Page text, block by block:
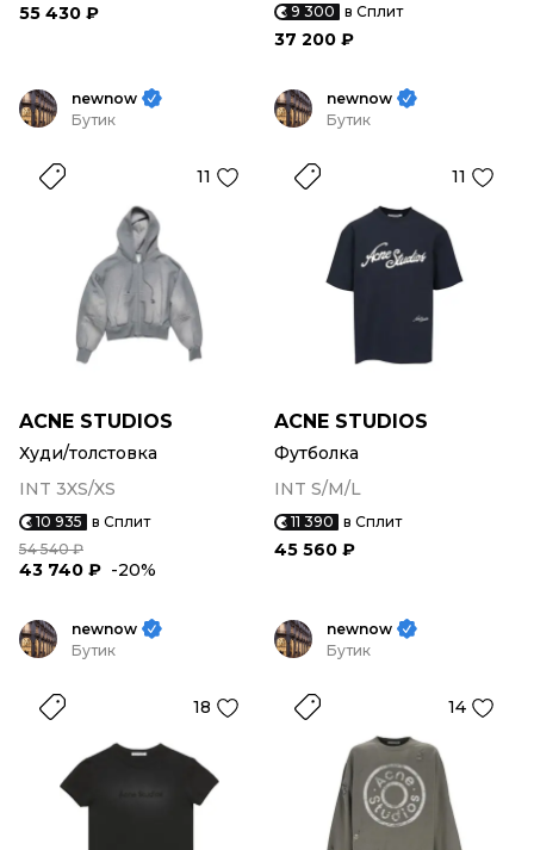
55 430 ₽
9 300 в Сплит
37 200 ₽
newnow
Бутик
11
ACNE STUDIOS
Худи/толстовка
INT 3XS/XS
10 935 в Сплит
54 540 ₽
43 740 ₽ -20%
newnow
Бутик
11
ACNE STUDIOS
Футболка
INT S/M/L
11 390 в Сплит
45 560 ₽
newnow
Бутик
18
newnow
Бутик
14